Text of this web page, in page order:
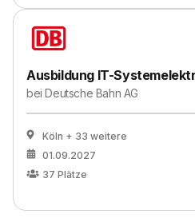
Ausbildung IT-
beiDeutsche Bahn AG
Köln + 33 weitere
01.09.2027
37 Plätze